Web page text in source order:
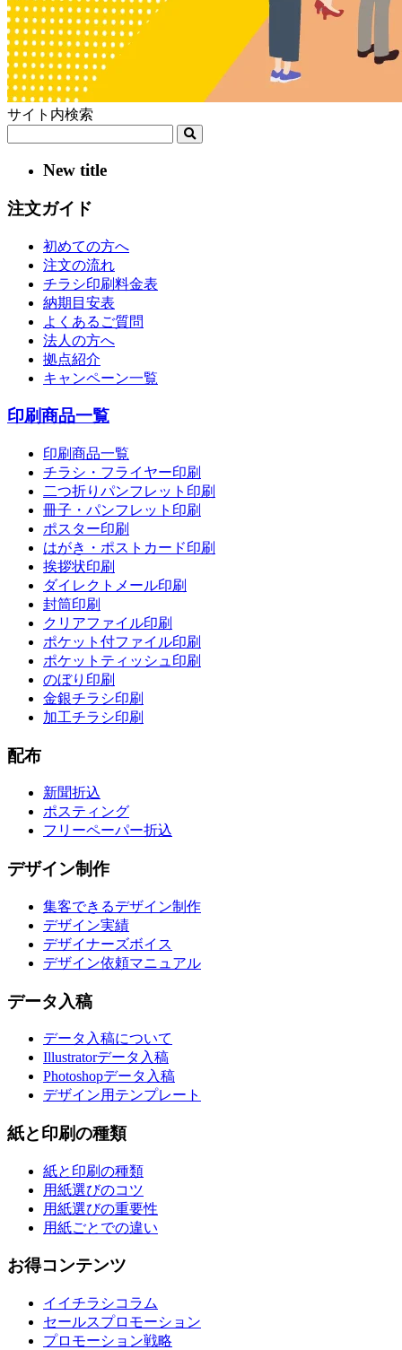
サイト内検索
New title
注文ガイド
初めての方へ
注文の流れ
チラシ印刷料金表
納期目安表
よくあるご質問
法人の方へ
拠点紹介
キャンペーン一覧
印刷商品一覧
印刷商品一覧
チラシ・フライヤー印刷
二つ折りパンフレット印刷
冊子・パンフレット印刷
ポスター印刷
はがき・ポストカード印刷
挨拶状印刷
ダイレクトメール印刷
封筒印刷
クリアファイル印刷
ポケット付ファイル印刷
ポケットティッシュ印刷
のぼり印刷
金銀チラシ印刷
加工チラシ印刷
配布
新聞折込
ポスティング
フリーペーパー折込
デザイン制作
集客できるデザイン制作
デザイン実績
デザイナーズボイス
デザイン依頼マニュアル
データ入稿
データ入稿について
Illustratorデータ入稿
Photoshopデータ入稿
デザイン用テンプレート
紙と印刷の種類
紙と印刷の種類
用紙選びのコツ
用紙選びの重要性
用紙ごとでの違い
お得コンテンツ
イイチラシコラム
セールスプロモーション
プロモーション戦略